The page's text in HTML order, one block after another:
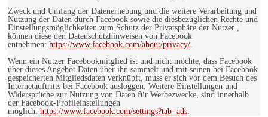
Zweck und Umfang der Datenerhebung und die weitere Verarbeitung und
Nutzung der Daten durch Facebook sowie die diesbezüglichen Rechte und
Einstellungsmöglichkeiten zum Schutz der Privatsphäre der Nutzer ,
können diese den Datenschutzhinweisen von Facebook
entnehmen: https://www.facebook.com/about/privacy/.
Wenn ein Nutzer Facebookmitglied ist und nicht möchte, dass Facebook
über dieses Angebot Daten über ihn sammelt und mit seinen bei Facebook
gespeicherten Mitgliedsdaten verknüpft, muss er sich vor dem Besuch des
Internetauftritts bei Facebook ausloggen. Weitere Einstellungen und
Widersprüche zur Nutzung von Daten für Werbezwecke, sind innerhalb
der Facebook-Profileinstellungen
möglich: https://www.facebook.com/settings?tab=ads.